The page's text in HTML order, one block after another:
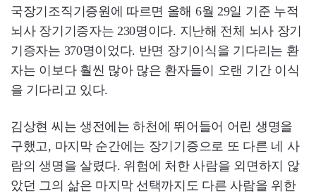
국장기조직기증원에 따르면 올해 6월 29일 기준 누적
뇌사 장기기증자는 230명이다. 지난해 전체 뇌사 장기
기증자는 370명이었다. 반면 장기이식을 기다리는 환
자는 이보다 훨씬 많아 많은 환자들이 오랜 기간 이식
을 기다리고 있다.
김상현 씨는 생전에는 하천에 뛰어들어 어린 생명을
구했고, 마지막 순간에는 장기기증으로 또 다른 네 사
람의 생명을 살렸다. 위험에 처한 사람을 외면하지 않
았던 그의 삶은 마지막 선택까지도 다른 사람을 위한